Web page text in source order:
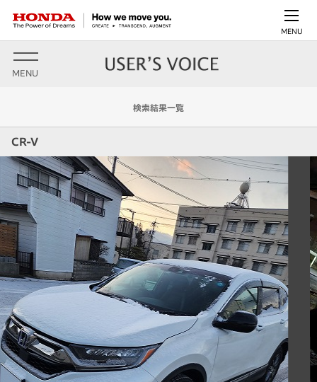
MENU
MENU
検索結果一覧
CR-V